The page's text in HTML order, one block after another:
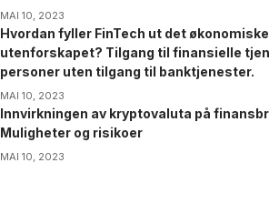
MAI 10, 2023
Hvordan fyller FinTech ut det økonomiske
utenforskapet? Tilgang til finansielle
personer uten tilgang til banktjenester.
MAI 10, 2023
Innvirkningen av kryptovaluta på
Muligheter og risikoer
MAI 10, 2023